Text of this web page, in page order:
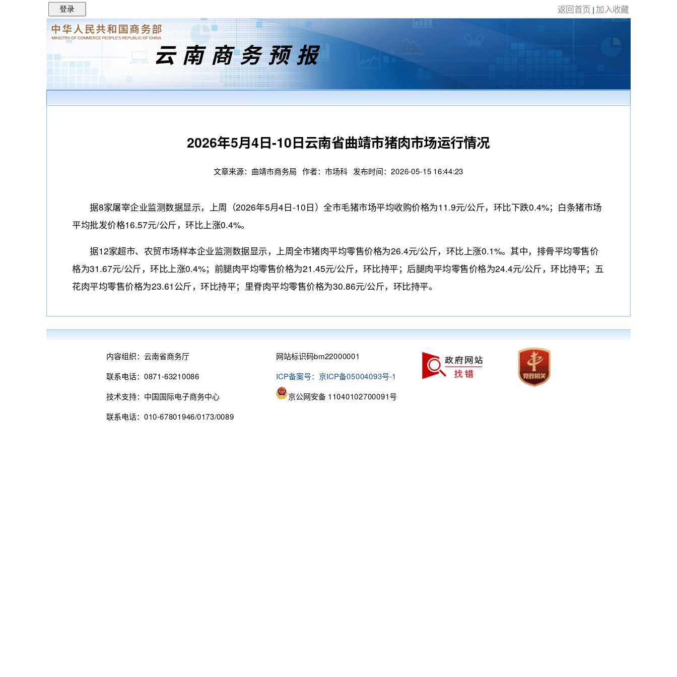
登录 返回首页 | 加入收藏
云南商务预报
2026年5月4日-10日云南省曲靖市猪肉市场运行情况
文章来源：曲靖市商务局 作者：市场科 发布时间：2026-05-15 16:44:23
据8家屠宰企业监测数据显示，上周（2026年5月4日-10日）全市毛猪市场平均收购价格为11.9元/公斤，环比下跌0.4%；白条猪市场
平均批发价格16.57元/公斤，环比上涨0.4%。
据12家超市、农贸市场样本企业监测数据显示，上周全市猪肉平均零售价格为26.4元/公斤，环比上涨0.1%。其中，排骨平均零售价
格为31.67元/公斤，环比上涨0.4%；前腿肉平均零售价格为21.45元/公斤，环比持平；后腿肉平均零售价格为24.4元/公斤，环比持平；五
花肉平均零售价格为23.61公斤，环比持平；里脊肉平均零售价格为30.86元/公斤，环比持平。
内容组织：云南省商务厅
联系电话：0871-63210086
技术支持：中国国际电子商务中心
联系电话：010-67801946/0173/0089
网站标识码bm22000001
ICP备案号：京ICP备05004093号-1
京公网安备 11040102700091号